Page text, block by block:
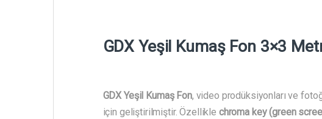
GDX Yeşil Kumaş Fon 3×3
GDX Yeşil Kumaş Fon, video prodüksiyonları ve
için geliştirilmiştir. Özellikle chroma key (green